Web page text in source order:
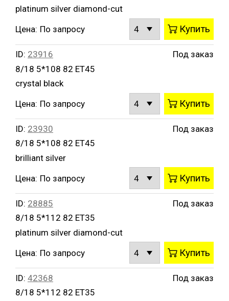
platinum silver diamond-cut
Цена: По запросу Купить
ID: 23916
8/18 5*108 82 ET45
crystal black
Под заказ
Цена: По запросу Купить
ID: 23930
8/18 5*108 82 ET45
brilliant silver
Под заказ
Цена: По запросу Купить
ID: 28885
8/18 5*112 82 ET35
platinum silver diamond-cut
Под заказ
Цена: По запросу Купить
ID: 42368
8/18 5*112 82 ET35
Под заказ